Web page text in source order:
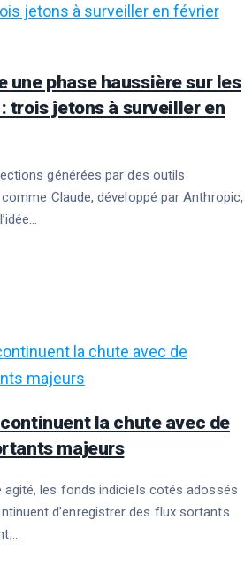
une phase haussière sur les
trois jetons à surveiller en
générées par des outils
Claude, développé par Anthropic,
la chute avec de
majeurs
agité, les fonds indiciels cotés adossés
d’enregistrer des flux sortants